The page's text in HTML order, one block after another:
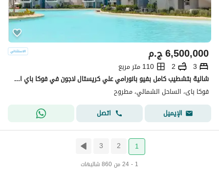
ج.م6,500,000
3
2
110 متر مربع
شالية بتشطيب كامل بفيو بانورامي علي كريستال لاجون في فوكا باي الساحل الشمالي - راس الحكمة -Fouka bay
فوكا باى، الساحل الشمالي، مطروح
الإيميل
اتصل
1
2
3
1 - 24 من 860 شاليهات